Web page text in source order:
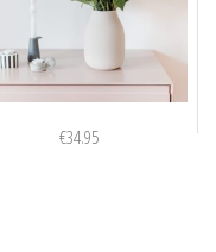
€34.95